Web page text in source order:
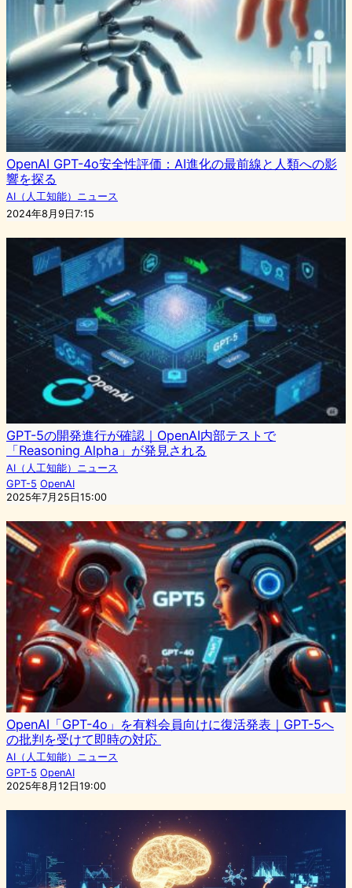
OpenAI GPT-4o安全性評価：AI進化の最前線と人類への影
響を探る
AI（人工知能）ニュース
2024年8月9日7:15
GPT-5の開発進行が確認｜OpenAI内部テストで
「Reasoning Alpha」が発見される
AI（人工知能）ニュース
GPT-5 OpenAI
2025年7月25日15:00
OpenAI「GPT-4o」を有料会員向けに復活発表｜GPT-5へ
の批判を受けて即時の対応
AI（人工知能）ニュース
GPT-5 OpenAI
2025年8月12日19:00